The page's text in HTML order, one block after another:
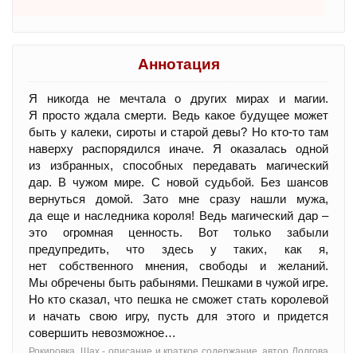
Аннотация
Я никогда не мечтала о других мирах и магии.
Я просто ждала смерти. Ведь какое будущее может
быть у калеки, сироты и старой девы? Но кто-то там
наверху распорядился иначе. Я оказалась одной
из избранных, способных передавать магический
дар. В чужом мире. С новой судьбой. Без шансов
вернуться домой. Зато мне сразу нашли мужа,
да еще и наследника короля! Ведь магический дар –
это огромная ценность. Вот только забыли
предупредить, что здесь у таких, как я,
нет собственного мнения, свободы и желаний.
Мы обречены быть рабынями. Пешками в чужой игре.
Но кто сказал, что пешка не сможет стать королевой
и начать свою игру, пусть для этого и придется
совершить невозможное…